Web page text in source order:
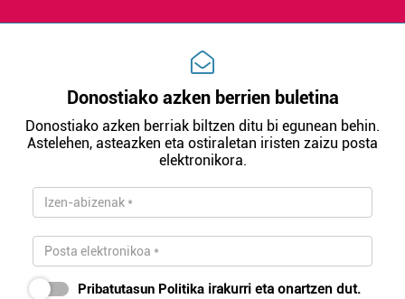
Donostiako azken berrien buletina
Donostiako azken berriak biltzen ditu bi egunean behin.
Astelehen, asteazken eta ostiraletan iristen zaizu posta
elektronikora.
Pribatutasun Politika irakurri eta onartzen dut.